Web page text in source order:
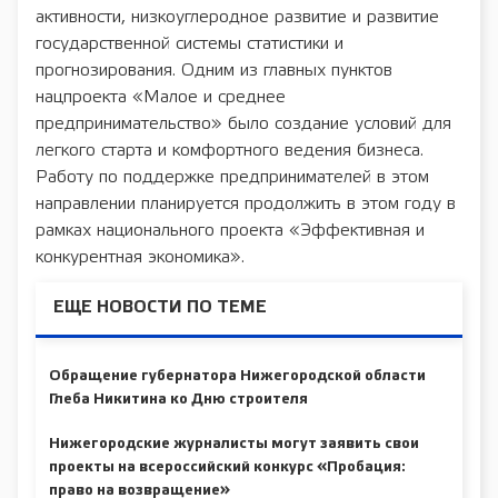
активности, низкоуглеродное развитие и развитие
государственной системы статистики и
прогнозирования. Одним из главных пунктов
нацпроекта «Малое и среднее
предпринимательство» было создание условий для
легкого старта и комфортного ведения бизнеса.
Работу по поддержке предпринимателей в этом
направлении планируется продолжить в этом году в
рамках национального проекта «Эффективная и
конкурентная экономика».
ЕЩЕ НОВОСТИ ПО ТЕМЕ
Обращение губернатора Нижегородской области
Глеба Никитина ко Дню строителя
Нижегородские журналисты могут заявить свои
проекты на всероссийский конкурс «Пробация:
право на возвращение»